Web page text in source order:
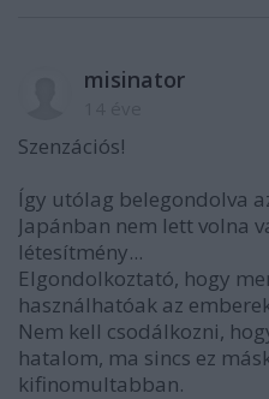
misinator
Szenzációs!
Így utólag belegondolva
Japánban nem lett volna
létesítmény...
Elgondolkoztató, hogy
használhatóak az
Nem kell csodálkozni,
hatalom, ma sincs ez
kifinomultabban.